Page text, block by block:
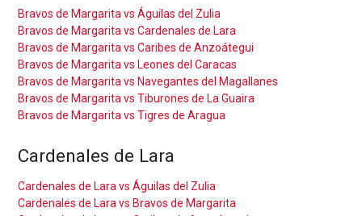
Bravos de Margarita vs Águilas del Zulia
Bravos de Margarita vs Cardenales de Lara
Bravos de Margarita vs Caribes de Anzoátegui
Bravos de Margarita vs Leones del Caracas
Bravos de Margarita vs Navegantes del Magallanes
Bravos de Margarita vs Tiburones de La Guaira
Bravos de Margarita vs Tigres de Aragua
Cardenales de Lara
Cardenales de Lara vs Águilas del Zulia
Cardenales de Lara vs Bravos de Margarita